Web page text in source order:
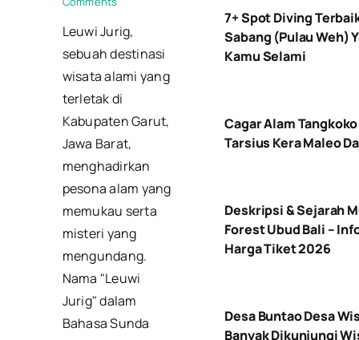
Leuwi Jurig,
sebuah destinasi
wisata alami yang
terletak di
Kabupaten Garut,
Jawa Barat,
menghadirkan
pesona alam yang
memukau serta
misteri yang
mengundang.
Nama "Leuwi
Jurig" dalam
Bahasa Sunda
7+ Spot Diving
Sabang (Pulau Weh)
Kamu Selami
Cagar Alam
Tarsius Kera Maleo
Deskripsi & Sejarah
Forest Ubud Bali –
Harga Tiket 2026
Desa Buntao Desa
Banyak Dikunjungi